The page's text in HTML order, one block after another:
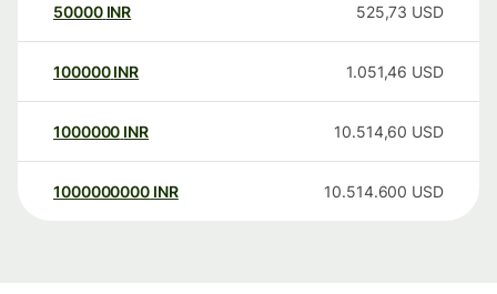
50000 INR 525,73 USD
100000 INR 1.051,46 USD
1000000 INR 10.514,60 USD
1000000000 INR 10.514.600 USD